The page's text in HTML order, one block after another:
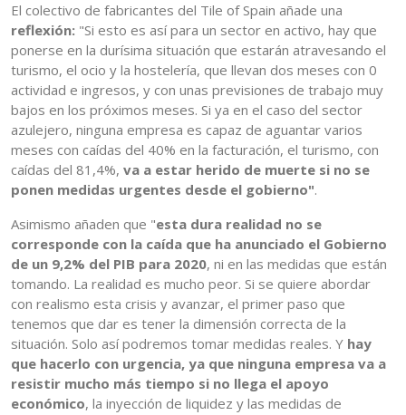
El colectivo de fabricantes del Tile of Spain añade una
reflexión: "Si esto es así para un sector en activo, hay que
ponerse en la durísima situación que estarán atravesando el
turismo, el ocio y la hostelería, que llevan dos meses con 0
actividad e ingresos, y con unas previsiones de trabajo muy
bajos en los próximos meses. Si ya en el caso del sector
azulejero, ninguna empresa es capaz de aguantar varios
meses con caídas del 40% en la facturación, el turismo, con
caídas del 81,4%, va a estar herido de muerte si no se
ponen medidas urgentes desde el gobierno".
Asimismo añaden que "esta dura realidad no se
corresponde con la caída que ha anunciado el Gobierno
de un 9,2% del PIB para 2020, ni en las medidas que están
tomando. La realidad es mucho peor. Si se quiere abordar
con realismo esta crisis y avanzar, el primer paso que
tenemos que dar es tener la dimensión correcta de la
situación. Solo así podremos tomar medidas reales. Y hay
que hacerlo con urgencia, ya que ninguna empresa va a
resistir mucho más tiempo si no llega el apoyo
económico, la inyección de liquidez y las medidas de